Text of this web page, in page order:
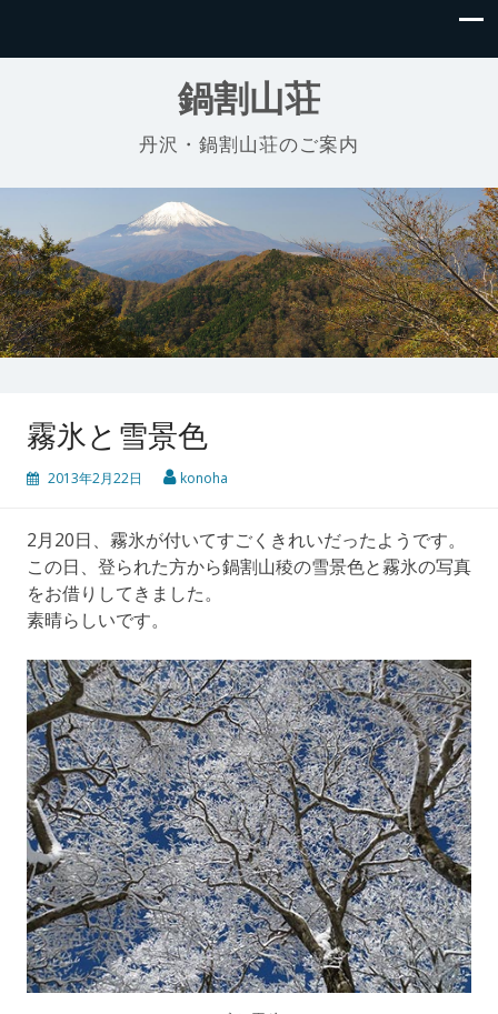
鍋割山荘
丹沢・鍋割山荘のご案内
霧氷と雪景色
2013年2月22日 konoha
2月20日、霧氷が付いてすごくきれいだったようです。
この日、登られた方から鍋割山稜の雪景色と霧氷の写真
をお借りしてきました。
素晴らしいです。